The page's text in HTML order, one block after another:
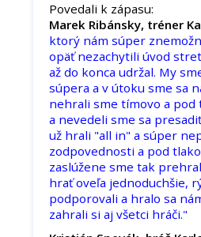
Povedali k zápasu:
Marek Ribánsky, tréner
ktorý nám súper
opäť nezachytili úvod
až do konca udržal. My
súpera a v útoku sme sa
nehrali sme tímovo a
a nevedeli sme sa
už hrali "all in" a súper
zodpovednosti a pod
zaslúžene sme tak
hrať oveľa jednoduchšie,
podporovali a hralo sa
zahrali si aj všetci hráči."